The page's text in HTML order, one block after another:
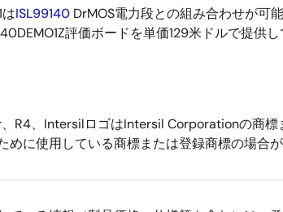
ISL99140 DrMOS電力段との組み合わせが可
評価ボードを単価129米ドルで提供
R4、IntersilロゴはIntersil Corporationの商標
めに使用している商標または登録商標の場合が